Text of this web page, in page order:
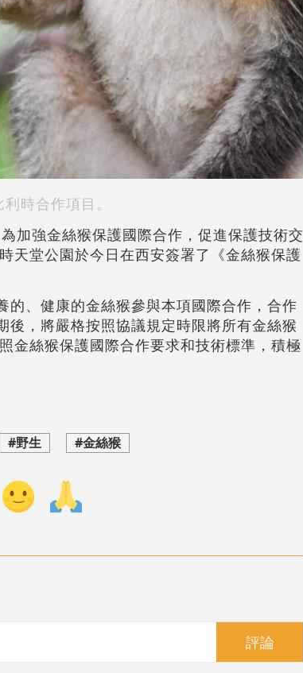
時合作項目。
加強金絲猴保護國際合作，促進保護技術交
天堂公園於今日在西安簽署了《金絲猴保護
、健康的金絲猴參與本項國際合作，合作
，將嚴格按照協議規定時限將所有金絲猴
金絲猴保護國際合作要求和技術標準，積極
#野生 #金絲猴
評論